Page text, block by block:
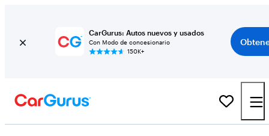
CarGurus: Autos nuevos y usados
Con Modo de concesionario
150K+